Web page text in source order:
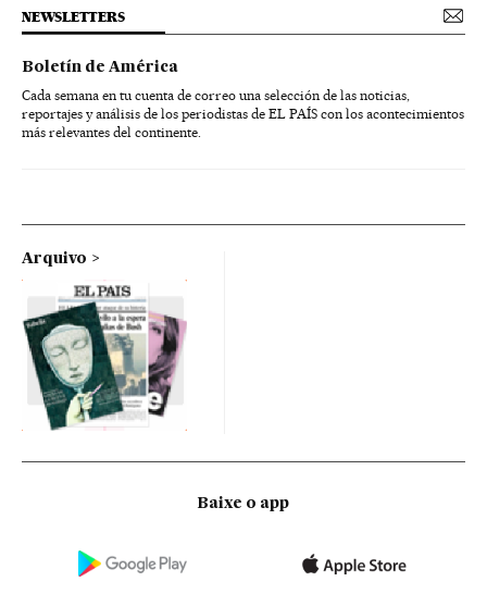
NEWSLETTERS
Boletín de América
Cada semana en tu cuenta de correo una selección de las noticias,
reportajes y análisis de los periodistas de EL PAÍS con los acontecimientos
más relevantes del continente.
Arquivo
Baixe o app